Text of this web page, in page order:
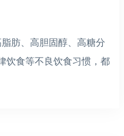
肪、高胆固醇、高糖分
饮食等不良饮食习惯，都